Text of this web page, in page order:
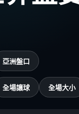
亞洲盤口
全場讓球 全場大小